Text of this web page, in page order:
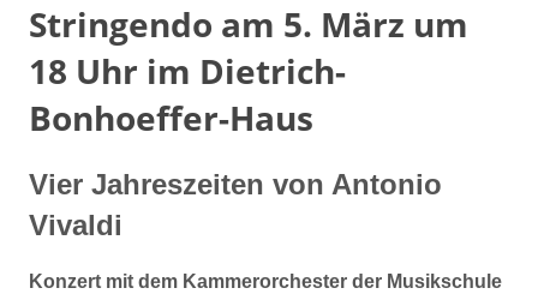
Stringendo am 5. März um
18 Uhr im Dietrich-
Bonhoeffer-Haus
Vier Jahreszeiten von Antonio
Vivaldi
Konzert mit dem Kammerorchester der Musikschule